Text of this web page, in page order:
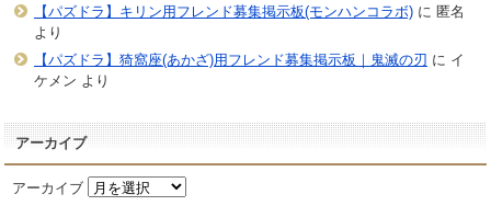
【パズドラ】キリン用フレンド募集掲示板(モンハンコラボ)に 匿名
より
【パズドラ】猗窩座(あかざ)用フレンド募集掲示板｜鬼滅の刃 に イ
ケメン より
アーカイブ
アーカイブ